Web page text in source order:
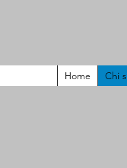
Home Chi